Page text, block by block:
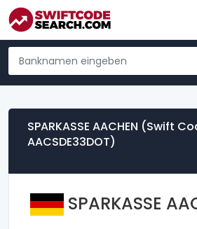
SPARKASSE AACHEN (Swift
AACSDE33DOT)
SPARKASSE